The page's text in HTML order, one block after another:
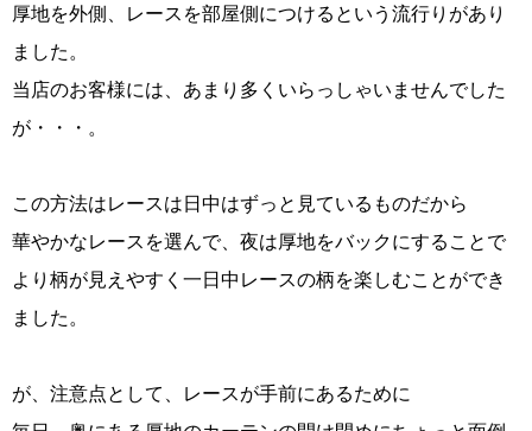
厚地を外側、レースを部屋側につけるという流行りがあり
ました。
当店のお客様には、あまり多くいらっしゃいませんでした
が・・・。
この方法はレースは日中はずっと見ているものだから
華やかなレースを選んで、夜は厚地をバックにすることで
より柄が見えやすく一日中レースの柄を楽しむことができ
ました。
が、注意点として、レースが手前にあるために